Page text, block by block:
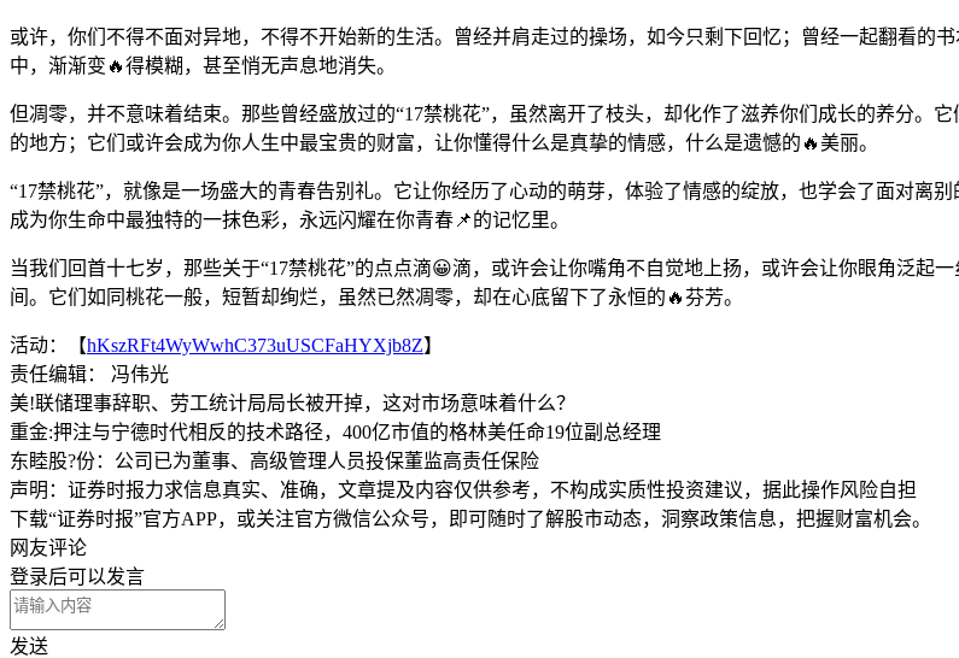
或许，你们不得不面对异地，不得不开始新的生活。曾经并肩走过的操场，如今只剩下回忆；曾经一起翻看的
中，渐渐变🔥得模糊，甚至悄无声息地消失。
但凋零，并不意味着结束。那些曾经盛放过的“17禁桃花”，虽然离开了枝头，却化作了滋养你们成长的养分。
的地方；它们或许会成为你人生中最宝贵的财富，让你懂得什么是真挚的情感，什么是遗憾的🔥美丽。
“17禁桃花”，就像是一场盛大的青春告别礼。它让你经历了心动的萌芽，体验了情感的绽放，也学会了面对离
成为你生命中最独特的一抹色彩，永远闪耀在你青春📌的记忆里。
当我们回首十七岁，那些关于“17禁桃花”的点点滴😀滴，或许会让你嘴角不自觉地上扬，或许会让你眼角泛起
间。它们如同桃花一般，短暂却绚烂，虽然已然凋零，却在心底留下了永恒的🔥芬芳。
活动：【hKszRFt4WyWwhC373uUSCFaHYXjb8Z】
责任编辑： 冯伟光
美!联储理事辞职、劳工统计局局长被开掉，这对市场意味着什么？
重金:押注与宁德时代相反的技术路径，400亿市值的格林美任命19位副总经理
东睦股?份：公司已为董事、高级管理人员投保董监高责任保险
声明：证券时报力求信息真实、准确，文章提及内容仅供参考，不构成实质性投资建议，据此操作风险自担
下载“证券时报”官方APP，或关注官方微信公众号，即可随时了解股市动态，洞察政策信息，把握财富机会。
网友评论
登录后可以发言
发送